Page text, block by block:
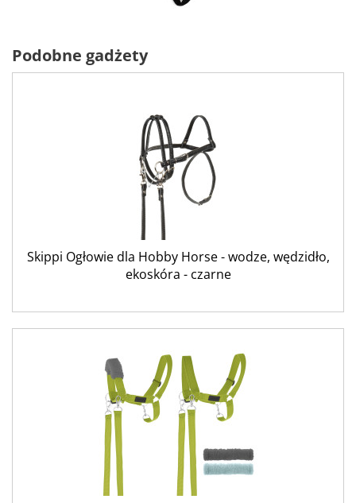
Podobne gadżety
Skippi Ogłowie dla Hobby Horse - wodze, wędzidło,
ekoskóra - czarne